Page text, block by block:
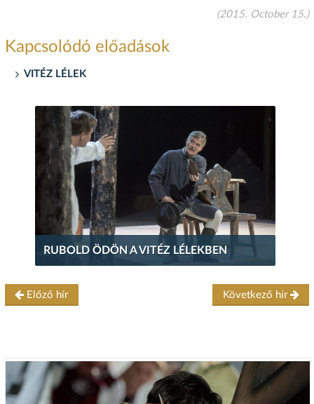
(2015. October 15.)
Kapcsolódó előadások
VITÉZ LÉLEK
RUBOLD ÖDÖN A VITÉZ LÉLEKBEN
Előző hír Következő hír